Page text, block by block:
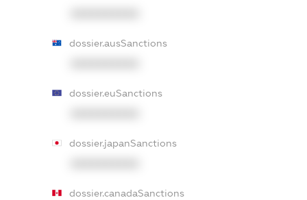
dossier.ausSanctions
dossier.euSanctions
dossier.japanSanctions
dossier.canadaSanctions